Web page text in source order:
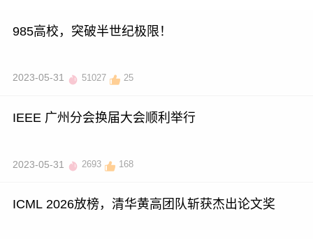
985高校，突破半世纪极限！
2023-05-31 51027 25
IEEE 广州分会换届大会顺利举行
2023-05-31 2693 168
ICML 2026放榜，清华黄高团队斩获杰出论文奖